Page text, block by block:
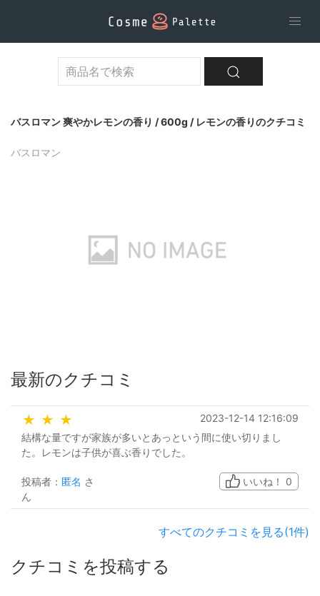
バスロマン 爽やかレモンの香り / 600g / レモンの香りのクチコミ
バスロマン
最新のクチコミ
★ ★ ★
2023-12-14 12:16:09
結構な量ですが家族が多いとあっという間に使い切りまし
た。レモンは子供が喜ぶ香りでした。
投稿者： 匿名 さ
ん
いいね！ 0
すべてのクチコミを見る(1件)
クチコミを投稿する